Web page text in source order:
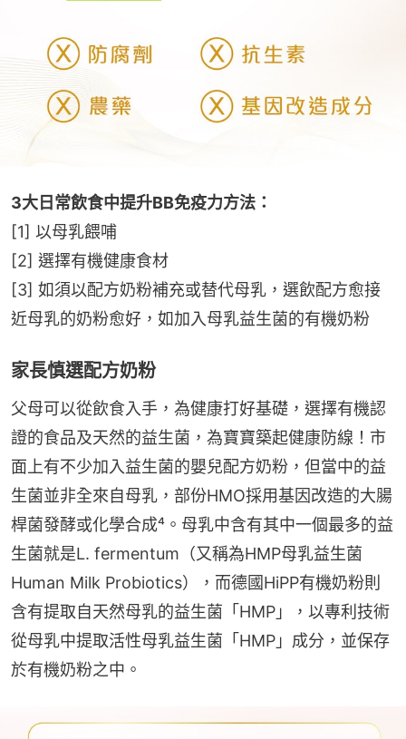
3大日常飲食中提升BB免疫力方法：
[1] 以母乳餵哺
[2] 選擇有機健康食材
[3] 如須以配方奶粉補充或替代母乳，選飲配方愈接
近母乳的奶粉愈好，如加入母乳益生菌的有機奶粉
家長慎選配方奶粉
父母可以從飲食入手，為健康打好基礎，選擇有機認
證的食品及天然的益生菌，為寶寶築起健康防線！市
面上有不少加入益生菌的嬰兒配方奶粉，但當中的益
生菌並非全來自母乳，部份HMO採用基因改造的大腸
桿菌發酵或化學合成⁴。母乳中含有其中一個最多的益
生菌就是L. fermentum（又稱為HMP母乳益生菌
Human Milk Probiotics），而德國HiPP有機奶粉則
含有提取自天然母乳的益生菌「HMP」，以專利技術
從母乳中提取活性母乳益生菌「HMP」成分，並保存
於有機奶粉之中。